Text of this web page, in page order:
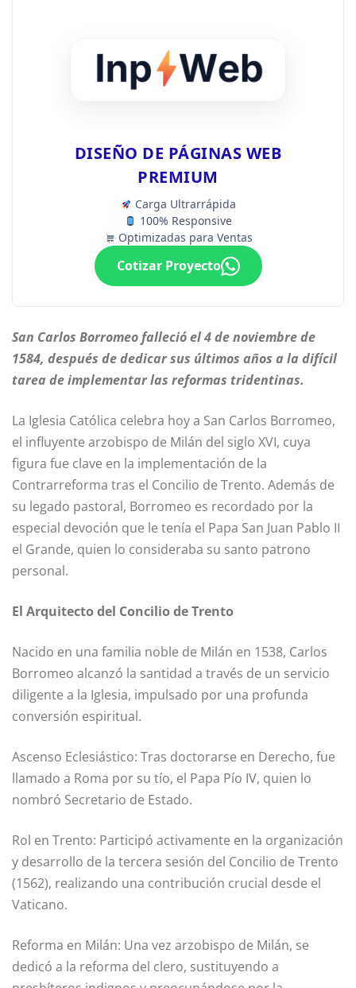
DISEÑO DE PÁGINAS WEB
PREMIUM
Carga Ultrarrápida
100% Responsive
Optimizadas para Ventas
Cotizar Proyecto
San Carlos Borromeo falleció el 4 de noviembre de
1584, después de dedicar sus últimos años a la difícil
tarea de implementar las reformas tridentinas.
La Iglesia Católica celebra hoy a San Carlos Borromeo,
el influyente arzobispo de Milán del siglo XVI, cuya
figura fue clave en la implementación de la
Contrarreforma tras el Concilio de Trento. Además de
su legado pastoral, Borromeo es recordado por la
especial devoción que le tenía el Papa San Juan Pablo II
el Grande, quien lo consideraba su santo patrono
personal.
El Arquitecto del Concilio de Trento
Nacido en una familia noble de Milán en 1538, Carlos
Borromeo alcanzó la santidad a través de un servicio
diligente a la Iglesia, impulsado por una profunda
conversión espiritual.
Ascenso Eclesiástico: Tras doctorarse en Derecho, fue
llamado a Roma por su tío, el Papa Pío IV, quien lo
nombró Secretario de Estado.
Rol en Trento: Participó activamente en la organización
y desarrollo de la tercera sesión del Concilio de Trento
(1562), realizando una contribución crucial desde el
Vaticano.
Reforma en Milán: Una vez arzobispo de Milán, se
dedicó a la reforma del clero, sustituyendo a